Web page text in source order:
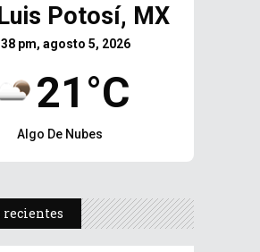
Potosí, MX
pm, agosto 5, 2026
21°C
Algo De Nubes
recientes